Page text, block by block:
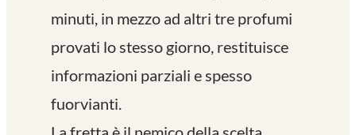
minuti, in mezzo ad altri tre profumi
provati lo stesso giorno, restituisce
informazioni parziali e spesso
fuorvianti.